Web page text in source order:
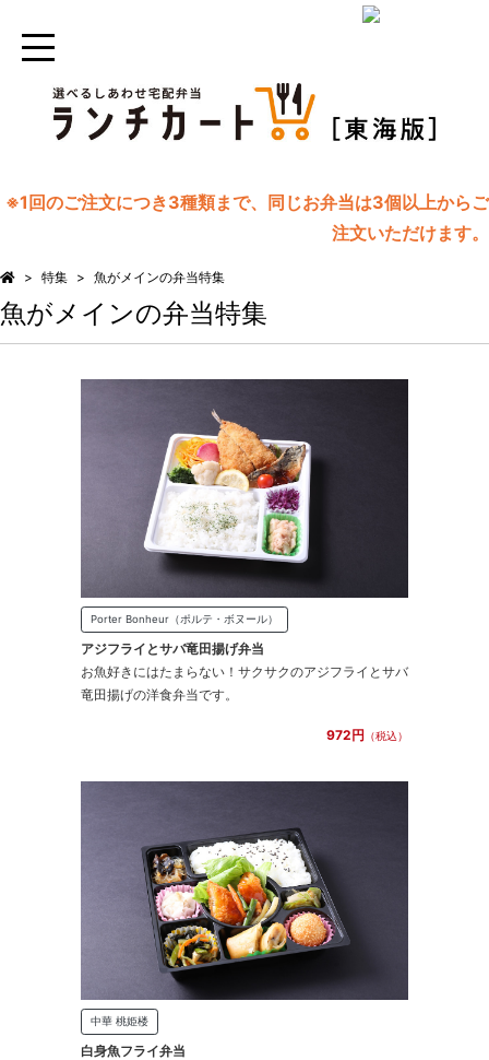
※1回のご注文につき3種類まで、同じお弁当は3個以上からご
注文いただけます。
特集 魚がメインの弁当特集
魚がメインの弁当特集
Porter Bonheur（ポルテ・ボヌール）
アジフライとサバ竜田揚げ弁当
お魚好きにはたまらない！サクサクのアジフライとサバ
竜田揚げの洋食弁当です。
972円 （税込）
中華 桃姫楼
白身魚フライ弁当